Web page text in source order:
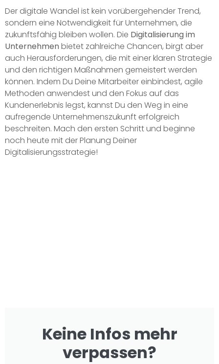
Der digitale Wandel ist kein vorübergehender Trend,
sondern eine Notwendigkeit für Unternehmen, die
zukunftsfähig bleiben wollen. Die Digitalisierung im
Unternehmen bietet zahlreiche Chancen, birgt aber
auch Herausforderungen, die mit einer klaren Strategie
und den richtigen Maßnahmen gemeistert werden
können. Indem Du Deine Mitarbeiter einbindest, agile
Methoden anwendest und den Fokus auf das
Kundenerlebnis legst, kannst Du den Weg in eine
aufregende Unternehmenszukunft erfolgreich
beschreiten. Mach den ersten Schritt und beginne
noch heute mit der Planung Deiner
Digitalisierungsstrategie!
Keine Infos mehr
verpassen?